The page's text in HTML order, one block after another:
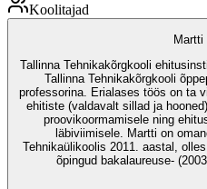
Koolitajad
Tallinna Tehnikakõrgkooli
Tallinna Tehnikakõrgkooli
professorina. Erialases töös on ta
ehitiste (valdavalt sillad ja
proovikoormamisele ning
läbiviimisele. Martti on
Tehnikaülikoolis 2011. aastal,
õpingud bakalaureuse-